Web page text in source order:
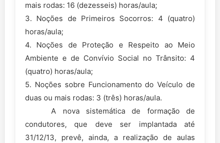
mais rodas: 16 (dezesseis) horas/aula;
3. Noções de Primeiros Socorros: 4 (quatro)
horas/aula;
4. Noções de Proteção e Respeito ao Meio
Ambiente e de Convívio Social no Trânsito: 4
(quatro) horas/aula;
5. Noções sobre Funcionamento do Veículo de
duas ou mais rodas: 3 (três) horas/aula.
A nova sistemática de formação de
condutores, que deve ser implantada até
31/12/13, prevê, ainda, a realização de aulas